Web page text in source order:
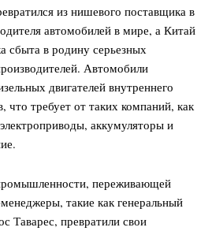
из нишевого поставщика в
автомобилей в мире, а Китай
сбыта в родину серьезных
Автомобили
двигателей внутреннего
что требует от таких компаний, как
аккумуляторы и
переживающей
такие как генеральный
Таварес, превратили свои